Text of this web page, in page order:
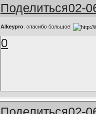
Поделиться02-
Alkeypro , спасибо большое!
0